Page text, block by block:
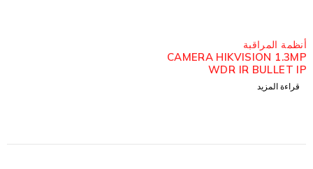
مُباع
أنظمة المراقبة
CAMERA HIKVISION 1.3MP
WDR IR BULLET IP
قراءة المزيد